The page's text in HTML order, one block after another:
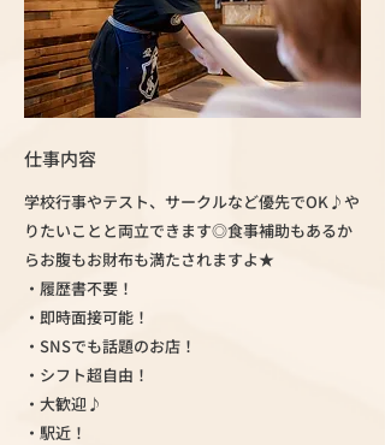
仕事内容
学校行事やテスト、サークルなど優先でOK♪や
りたいことと両立できます◎食事補助もあるか
らお腹もお財布も満たされますよ★
・履歴書不要！
・即時面接可能！
・SNSでも話題のお店！
・シフト超自由！
・大歓迎♪
・駅近！